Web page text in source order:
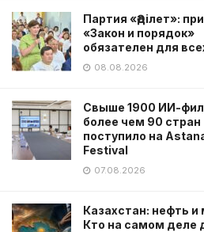
Партия «Әділет»:
«Закон и порядок»
обязателен для
08.08.2026
Свыше 1900 ИИ-
более чем 90 стран
поступило на
Festival
07.08.2026
Казахстан: нефть и
Кто на самом деле